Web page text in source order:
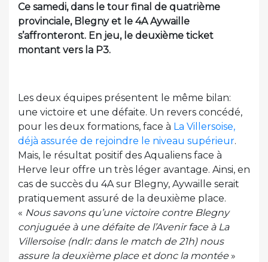
Ce samedi, dans le tour final de quatrième
provinciale, Blegny et le 4A Aywaille
s’affronteront. En jeu, le deuxième ticket
montant vers la P3.
Les deux équipes présentent le même bilan:
une victoire et une défaite. Un revers concédé,
pour les deux formations, face à La Villersoise,
déjà assurée de rejoindre le niveau supérieur.
Mais, le résultat positif des Aqualiens face à
Herve leur offre un très léger avantage. Ainsi, en
cas de succès du 4A sur Blegny, Aywaille serait
pratiquement assuré de la deuxième place.
« Nous savons qu’une victoire contre Blegny
conjuguée à une défaite de l’Avenir face à La
Villersoise (ndlr: dans le match de 21h) nous
assure la deuxième place et donc la montée»